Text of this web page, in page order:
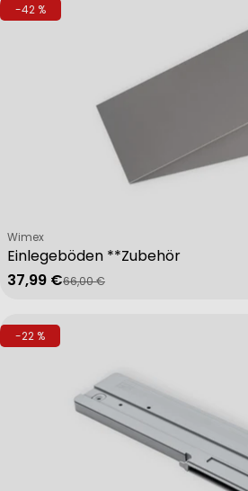
-42 %
Einlegeböden **Zubehör
Verkäufer:
Wimex
Verkaufspreis
37,99 €
Regulärer Preis
66,00 €
-22 %